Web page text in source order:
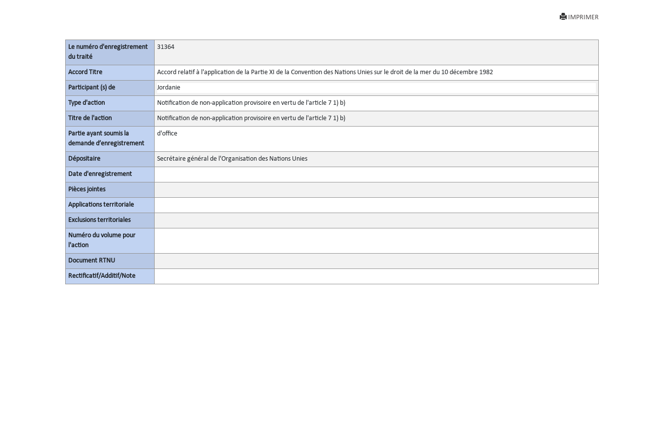
IMPRIMER
Le numéro d'enregistrement
du traité
31364
Accord Titre Accord relatif à l'application de la Partie XI de la Convention des Nations Unies sur le droit de la mer du 10 décembre 1982
Participant (s) de Jordanie
Type d'action Notification de non-application provisoire en vertu de l'article 7 1) b)
Titre de l'action Notification de non-application provisoire en vertu de l'article 7 1) b)
Partie ayant soumis la
demande d’enregistrement
d'office
Dépositaire Secrétaire général de l'Organisation des Nations Unies
Date d'enregistrement
Pièces jointes
Applications territoriale
Exclusions territoriales
Numéro du volume pour
l'action
Document RTNU
Rectificatif/Additif/Note